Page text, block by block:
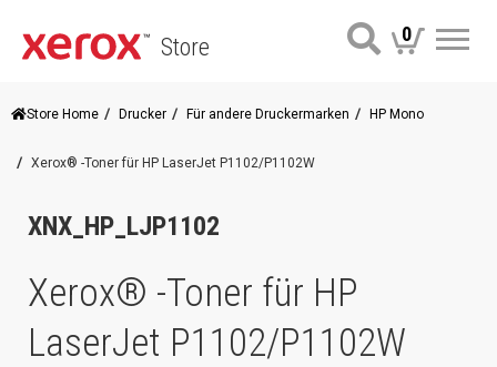
Store 0
Store Home Drucker Für andere Druckermarken HP Mono
Xerox® -Toner für HP LaserJet P1102/P1102W
XNX_HP_LJP1102
Xerox® -Toner für HP
LaserJet P1102/P1102W